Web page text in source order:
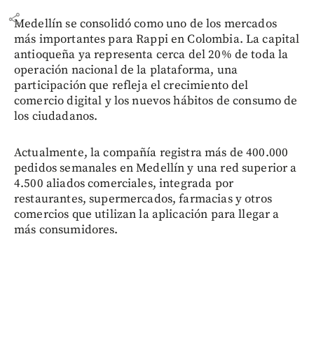
shareMedellín se consolidó como uno de los mercados
más importantes para Rappi en Colombia. La capital
antioqueña ya representa cerca del 20% de toda la
operación nacional de la plataforma, una
participación que refleja el crecimiento del
comercio digital y los nuevos hábitos de consumo de
los ciudadanos.
Actualmente, la compañía registra más de 400.000
pedidos semanales en Medellín y una red superior a
4.500 aliados comerciales, integrada por
restaurantes, supermercados, farmacias y otros
comercios que utilizan la aplicación para llegar a
más consumidores.